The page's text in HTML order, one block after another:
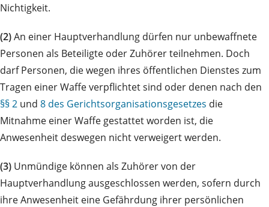
Nichtigkeit.
(2)An einer Hauptverhandlung dürfen nur unbewaffnete
Personen als Beteiligte oder Zuhörer teilnehmen. Doch
darf Personen, die wegen ihres öffentlichen Dienstes zum
Tragen einer Waffe verpflichtet sind oder denen nach den
§§ 2 und 8 des Gerichtsorganisationsgesetzes die
Mitnahme einer Waffe gestattet worden ist, die
Anwesenheit deswegen nicht verweigert werden.
(3) Unmündige können als Zuhörer von der
Hauptverhandlung ausgeschlossen werden, sofern durch
ihre Anwesenheit eine Gefährdung ihrer persönlichen